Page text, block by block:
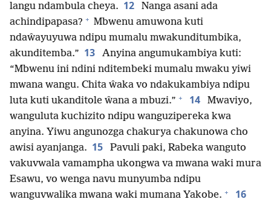
langu ndambula cheya. 12
Nanga asani ada
achindipapasa? + Mbwenu amuwona kuti
ndaŵayuyuwa ndipu mumalu mwakunditumbika,
akunditemba.” 13
Anyina angumukambiya kuti:
“Mbwenu ini ndini nditembeki mumalu mwaku yiwi
mwana wangu. Chita ŵaka vo ndakukambiya ndipu
luta kuti ukanditole ŵana a mbuzi.” + 14
Mwaviyo,
wanguluta kuchizito ndipu wanguzipereka kwa
anyina. Yiwu angunozga chakurya chakunowa cho
awisi ayanjanga. 15
Pavuli paki, Rabeka wanguto
vakuvwala vamampha ukongwa va mwana waki mura
Esawu, vo wenga navu munyumba ndipu
wanguvwalika mwana waki mumana Yakobe. + 16